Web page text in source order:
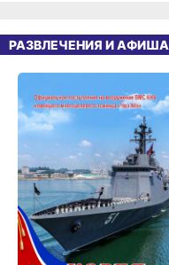
РАЗВЛЕЧЕНИЯ И АФИША